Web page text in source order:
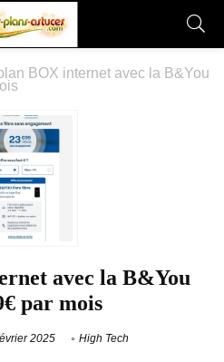
BOX internet avec la B&You
avec la B&You
par mois
2025 High Tech